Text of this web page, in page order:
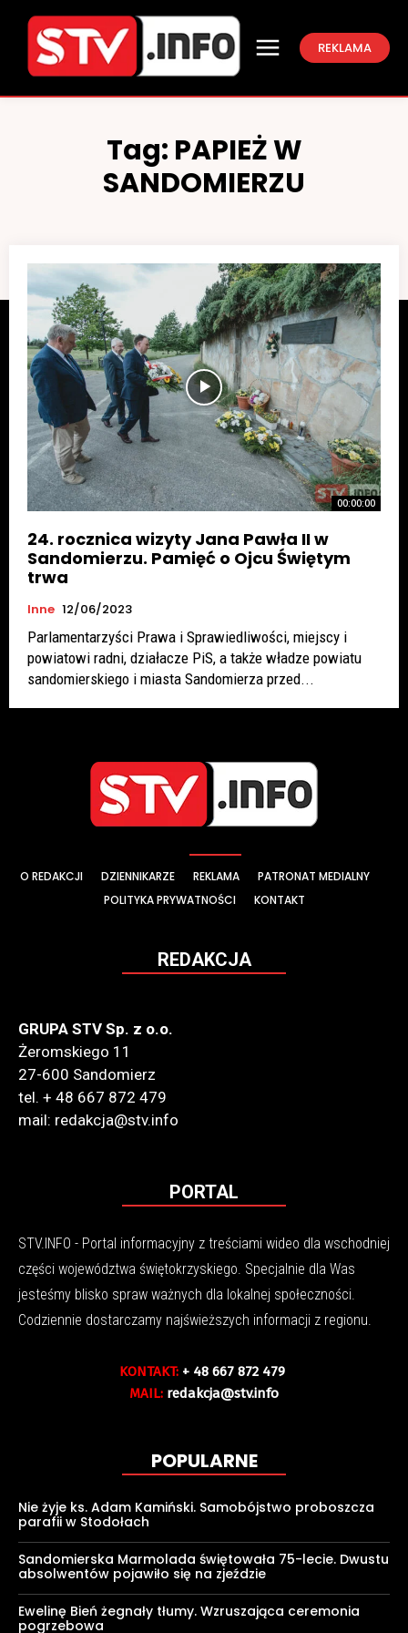
REKLAMA
Tag: PAPIEŻ W
SANDOMIERZU
00:00:00
24. rocznica wizyty Jana Pawła II w
Sandomierzu. Pamięć o Ojcu Świętym
trwa
Inne 12/06/2023
Parlamentarzyści Prawa i Sprawiedliwości, miejscy i
powiatowi radni, działacze PiS, a także władze powiatu
sandomierskiego i miasta Sandomierza przed...
O REDAKCJI DZIENNIKARZE REKLAMA
PATRONAT MEDIALNY
POLITYKA PRYWATNOŚCI
KONTAKT
REDAKCJA
GRUPA STV Sp. z o.o.
Żeromskiego 11
27-600 Sandomierz
tel. + 48 667 872 479
mail: redakcja@stv.info
PORTAL
STV.INFO - Portal informacyjny z treściami wideo dla wschodniej
części województwa świętokrzyskiego. Specjalnie dla Was
jesteśmy blisko spraw ważnych dla lokalnej społeczności.
Codziennie dostarczamy najświeższych informacji z regionu.
KONTAKT: + 48 667 872 479
MAIL: redakcja@stv.info
POPULARNE
Nie żyje ks. Adam Kamiński. Samobójstwo proboszcza
parafii w Stodołach
Sandomierska Marmolada świętowała 75-lecie. Dwustu
absolwentów pojawiło się na zjeździe
Ewelinę Bień żegnały tłumy. Wzruszająca ceremonia
pogrzebowa